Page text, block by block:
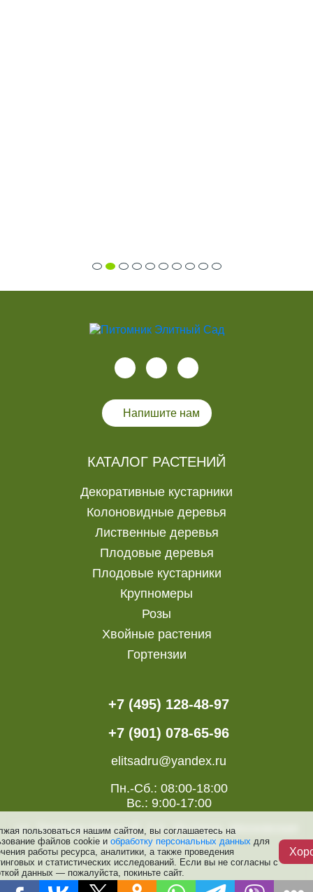
Напишите нам
КАТАЛОГ РАСТЕНИЙ
Декоративные кустарники
Колоновидные деревья
Лиственные деревья
Плодовые деревья
Плодовые кустарники
Крупномеры
Розы
Хвойные растения
Гортензии
+7 (495) 128-48-97
+7 (901) 078-65-96
elitsadru@yandex.ru
Пн.-Сб.: 08:00-18:00
Вс.: 9:00-17:00
ул. Посёлок Красный, 2 А, Мытищи, Московская
обл., Россия, 141014
пользоваться нашим сайтом, вы соглашаетесь на
файлов cookie и обработку персональных данных для
работы ресурса, аналитики, а также проведения
и статистических исследований. Если вы не согласны с
данных — пожалуйста, покиньте сайт.